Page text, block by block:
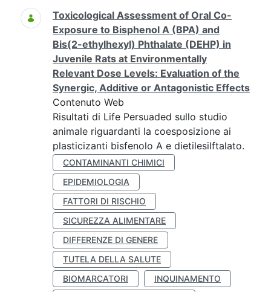
Toxicological Assessment of Oral Co-
Exposure to Bisphenol A (BPA) and
Bis(2-ethylhexyl) Phthalate (DEHP) in
Juvenile Rats at Environmentally
Relevant Dose Levels: Evaluation of the
Synergic, Additive or Antagonistic Effects
Contenuto Web
Risultati di Life Persuaded sullo studio
animale riguardanti la coesposizione ai
plasticizanti bisfenolo A e dietilesilftalato.
CONTAMINANTI CHIMICI
EPIDEMIOLOGIA
FATTORI DI RISCHIO
SICUREZZA ALIMENTARE
DIFFERENZE DI GENERE
TUTELA DELLA SALUTE
BIOMARCATORI
INQUINAMENTO